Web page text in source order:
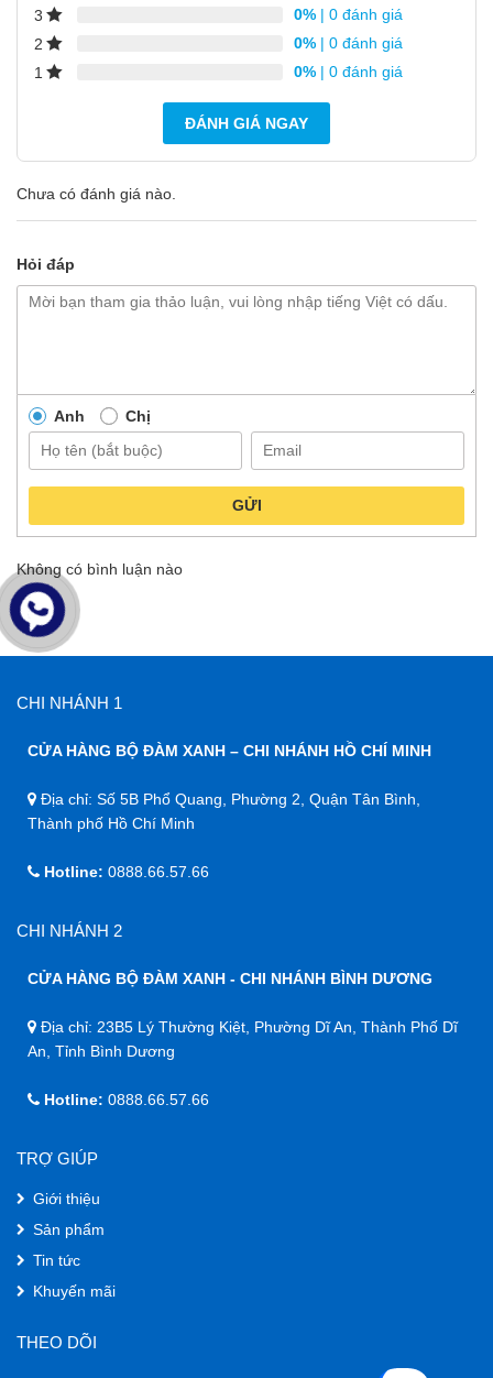
3
0% | 0 đánh giá
2
0% | 0 đánh giá
1
0% | 0 đánh giá
ĐÁNH GIÁ NGAY
Chưa có đánh giá nào.
Hỏi đáp
Anh Chị
GỬI
Không có bình luận nào
CHI NHÁNH 1
CỬA HÀNG BỘ ĐÀM XANH – CHI NHÁNH HỒ CHÍ MINH
Địa chỉ: Số 5B Phổ Quang, Phường 2, Quận Tân Bình,
Thành phố Hồ Chí Minh
Hotline: 0888.66.57.66
CHI NHÁNH 2
CỬA HÀNG BỘ ĐÀM XANH - CHI NHÁNH BÌNH DƯƠNG
Địa chỉ: 23B5 Lý Thường Kiệt, Phường Dĩ An, Thành Phố Dĩ
An, Tỉnh Bình Dương
Hotline: 0888.66.57.66
TRỢ GIÚP
Giới thiệu
Sản phẩm
Tin tức
Khuyến mãi
THEO DÕI